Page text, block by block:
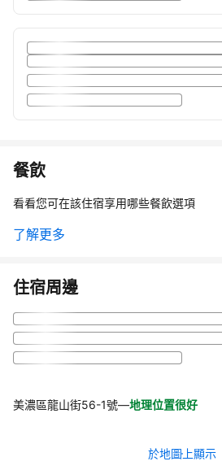
餐飲
看看您可在該住宿享用哪些餐飲選項
了解更多
住宿周邊
美濃區龍山街56-1號—地理位置很好
於地圖上顯示